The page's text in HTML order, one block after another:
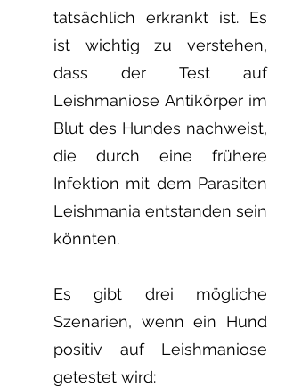
tatsächlich erkrankt ist. Es
ist wichtig zu verstehen,
dass der Test auf
Leishmaniose Antikörper im
Blut des Hundes nachweist,
die durch eine frühere
Infektion mit dem Parasiten
Leishmania entstanden sein
könnten.
Es gibt drei mögliche
Szenarien, wenn ein Hund
positiv auf Leishmaniose
getestet wird: